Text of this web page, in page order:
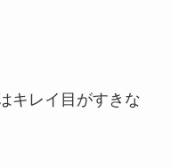
キレイ目がすきな